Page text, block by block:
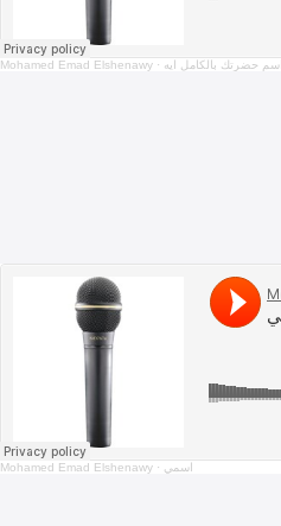
Mohamed Emad Elshenawy · اسم حضرتك بالكامل ايه
Mohamed Emad Elshenawy · اسمي